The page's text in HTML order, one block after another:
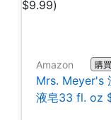
Amazon 購
Mrs. Meyer's
液皂33 fl. oz